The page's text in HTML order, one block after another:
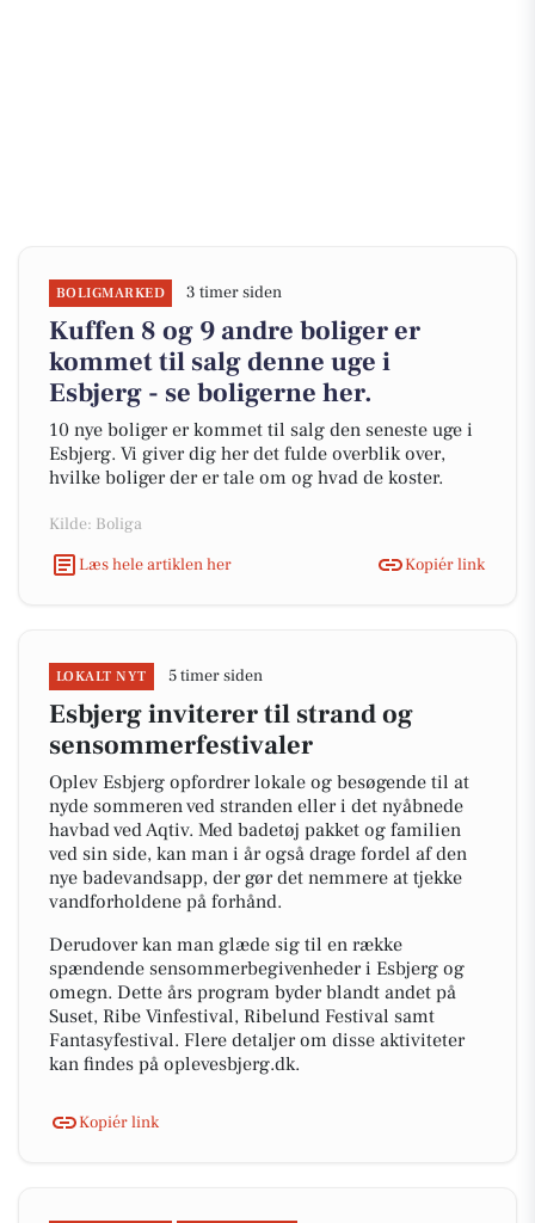
BOLIGMARKED 3 timer siden
Kuffen 8 og 9 andre boliger er
kommet til salg denne uge i
Esbjerg - se boligerne her.
10 nye boliger er kommet til salg den seneste uge i
Esbjerg. Vi giver dig her det fulde overblik over,
hvilke boliger der er tale om og hvad de koster.
Kilde: Boliga
Læs hele artiklen her
Kopiér link
LOKALT NYT 5 timer siden
Esbjerg inviterer til strand og
sensommerfestivaler
Oplev Esbjerg opfordrer lokale og besøgende til at
nyde sommeren ved stranden eller i det nyåbnede
havbad ved Aqtiv. Med badetøj pakket og familien
ved sin side, kan man i år også drage fordel af den
nye badevandsapp, der gør det nemmere at tjekke
vandforholdene på forhånd.
Derudover kan man glæde sig til en række
spændende sensommerbegivenheder i Esbjerg og
omegn. Dette års program byder blandt andet på
Suset, Ribe Vinfestival, Ribelund Festival samt
Fantasyfestival. Flere detaljer om disse aktiviteter
kan findes på oplevesbjerg.dk.
Kopiér link